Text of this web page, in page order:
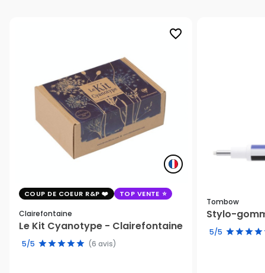
favorite_border
COUP DE COEUR R&P TOP VENTE
Clairefontaine
Le Kit Cyanotype - Clairefontaine
5/5 (6 avis)
Tombow
Stylo-
5/5